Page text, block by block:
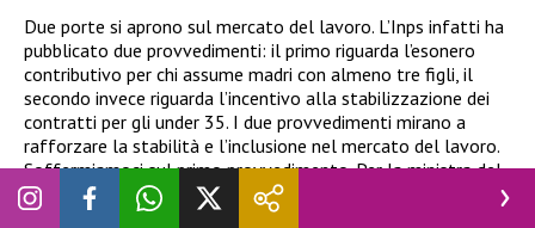
Due porte si aprono sul mercato del lavoro. L’Inps infatti ha
pubblicato due provvedimenti: il primo riguarda l’esonero
contributivo per chi assume madri con almeno tre figli, il
secondo invece riguarda l’incentivo alla stabilizzazione dei
contratti per gli under 35. I due provvedimenti mirano a
rafforzare la stabilità e l’inclusione nel mercato del lavoro.
Soffermiamoci sul primo provvedimento. Per la ministra del
Lavoro, Marina Calderone, i due interventi,
“vanno nella stessa
direzione “, cioè “più lavoro stabile, più inclusione, più